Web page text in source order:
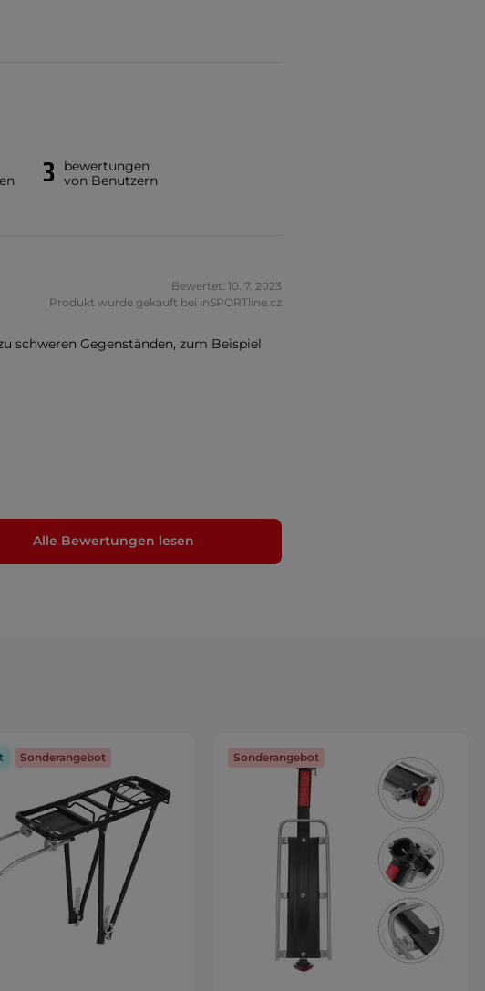
3
bewertungen
von Benutzern
Bewertet: 10. 7. 2023
Produkt wurde gekauft bei inSPORTline.cz
schweren Gegenständen, zum Beispiel
Alle Bewertungen lesen
Sonderangebot Sonderangebot